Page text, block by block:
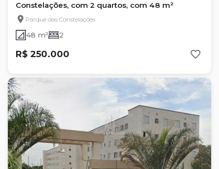
Constelações, com 2 quartos, com 48 m²
Parque das Constelações
48 m² 2
R$ 250.000